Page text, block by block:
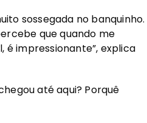
sossegada no banquinho.
que quando me
é impressionante”, explica
até aqui? Porquê